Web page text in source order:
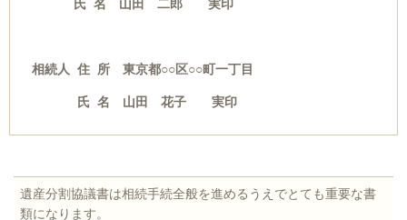
氏 名 山田 二郎 実印
相続人 住 所 東京都○○区○○町一丁目
氏 名 山田 花子 実印
遺産分割協議書は相続手続全般を進めるうえでとても重要な書
類になります。